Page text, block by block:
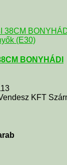
(E30)
BONYHÁDI
KFT